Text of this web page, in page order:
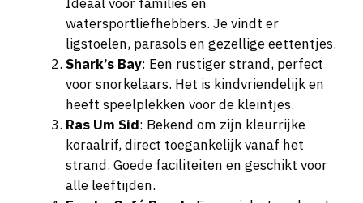
watersportliefhebbers. Je vindt er
ligstoelen, parasols en gezellige eettentjes.
Shark’s Bay: Een rustiger strand, perfect
voor snorkelaars. Het is kindvriendelijk en
heeft speelplekken voor de kleintjes.
Ras Um Sid: Bekend om zijn kleurrijke
koraalrif, direct toegankelijk vanaf het
strand. Goede faciliteiten en geschikt voor
alle leeftijden.